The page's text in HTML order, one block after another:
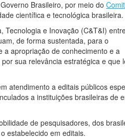
Brasileiro, por meio do
científica e tecnológica brasileira.
Tecnologia e Inovação (C&T&I)
de forma sustentada, para o
a apropriação de conhecimento e a
sua relevância estratégica e que
atendimento a editais públicos
a instituições brasileiras de
de pesquisadores, dos
estabelecido em editais.